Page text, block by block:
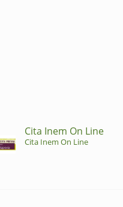
Cita Inem On Line
Cita Inem On Line